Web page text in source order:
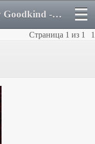
Терри Гудкайнд | Terry Goodkind - Форум
Страница 1 из 1 1